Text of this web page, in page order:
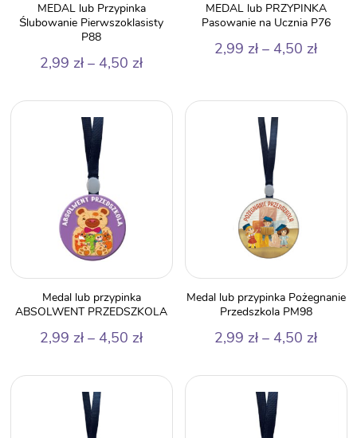
MEDAL lub Przypinka
Ślubowanie Pierwszoklasisty
P88
2,99 zł – 4,50 złZakres
od
2,99 zł
MEDAL lub PRZYPINKA
Pasowanie na Ucznia P76
2,99 zł – 4,50 zł
2,99
Medal lub przypinka
ABSOLWENT PRZEDSZKOLA
2,99 zł – 4,50 złZakres
od
2,99 zł
Medal lub przypinka Pożegnanie
Przedszkola PM98
2,99 zł – 4,50 zł
od
2,99